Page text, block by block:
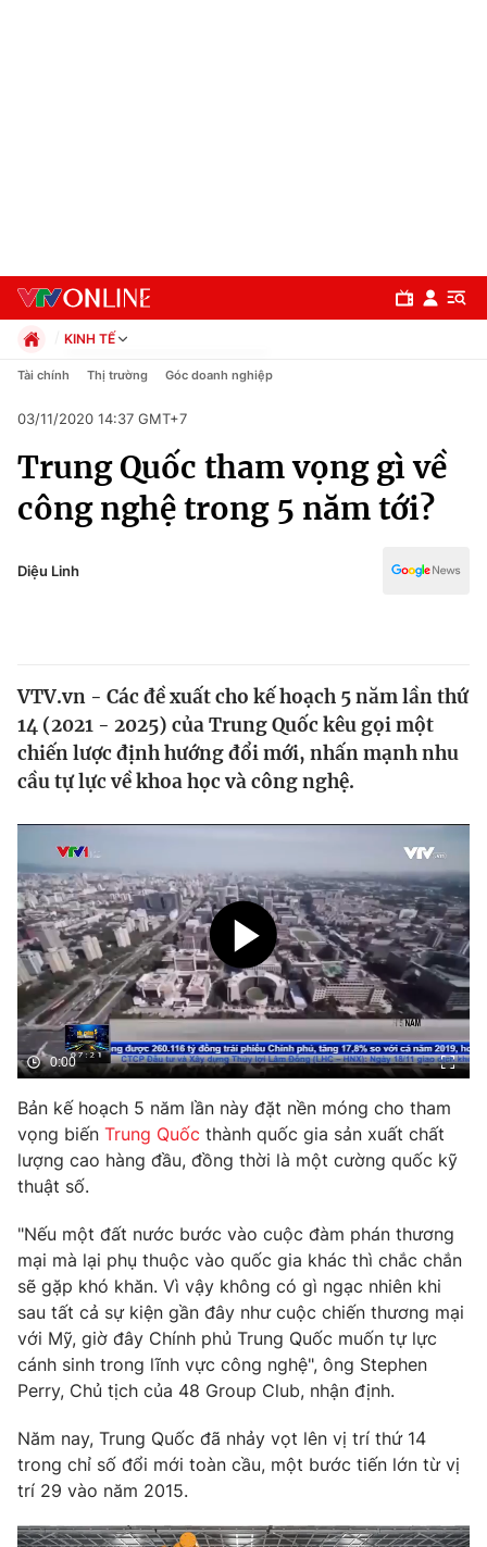
Chuyên mục
Chính trị
Thế giới
Tin tức
Câu chuyện quốc tế
Tài chính
Thị trường
Góc doanh nghiệp
Dữ liệu và đời sống
Truyền hình
Phim VTV
Hậu trường
Nhân vật
Khán giả
Giải sao mai
Giải trí
Điện ảnh
Sao
Đời sống
Du lịch
Làm đẹp
Chất lượng cuộc sống
Giáo dục
Tuyển sinh
Công nghệ
Hitech Công nghệ tương lai
Sản phẩm
Thị trường
Tư vấn
Giao lưu trực tuyến
Lịch phát sóng
Chuyên mục khác
Emagazine Podcast
Photo
KINH TẾ
Chính trị
Pháp luật
Kinh tế
Thể thao
Truyền hình
Y tế
Tài chính Thị trường Góc doanh nghiệp
03/11/2020 14:37 GMT+7
Trung Quốc tham vọng gì về
công nghệ trong 5 năm tới?
Diệu Linh
VTV.vn - Các đề xuất cho kế hoạch 5 năm lần thứ
14 (2021 - 2025) của Trung Quốc kêu gọi một
chiến lược định hướng đổi mới, nhấn mạnh nhu
cầu tự lực về khoa học và công nghệ.
0:00
Bản kế hoạch 5 năm lần này đặt nền móng cho tham
vọng biến Trung Quốc thành quốc gia sản xuất chất
lượng cao hàng đầu, đồng thời là một cường quốc kỹ
thuật số.
"Nếu một đất nước bước vào cuộc đàm phán thương
mại mà lại phụ thuộc vào quốc gia khác thì chắc chắn
sẽ gặp khó khăn. Vì vậy không có gì ngạc nhiên khi
sau tất cả sự kiện gần đây như cuộc chiến thương mại
với Mỹ, giờ đây Chính phủ Trung Quốc muốn tự lực
cánh sinh trong lĩnh vực công nghệ", ông Stephen
Perry, Chủ tịch của 48 Group Club, nhận định.
Năm nay, Trung Quốc đã nhảy vọt lên vị trí thứ 14
trong chỉ số đổi mới toàn cầu, một bước tiến lớn từ vị
trí 29 vào năm 2015.